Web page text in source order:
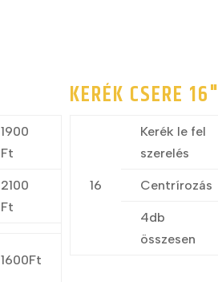
1900
Ft
2100
Ft
1600Ft
KERÉK CSERE 16"
16
Kerék le fel
szerelés
Centrírozás
4db
összesen